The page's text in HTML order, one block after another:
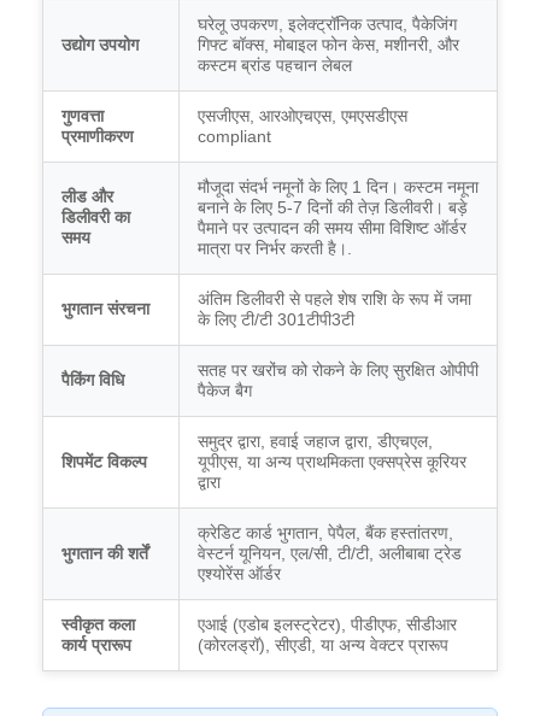
उद्योग उपयोग
घरेलू उपकरण, इलेक्ट्रॉनिक उत्पाद, पैकेजिंग
गिफ्ट बॉक्स, मोबाइल फोन केस, मशीनरी, और
कस्टम ब्रांड पहचान लेबल
गुणवत्ता
प्रमाणीकरण
एसजीएस, आरओएचएस, एमएसडीएस
compliant
लीड और
डिलीवरी का
समय
मौजूदा संदर्भ नमूनों के लिए 1 दिन। कस्टम नमूना
बनाने के लिए 5-7 दिनों की तेज़ डिलीवरी। बड़े
पैमाने पर उत्पादन की समय सीमा विशिष्ट ऑर्डर
मात्रा पर निर्भर करती है।.
भुगतान संरचना
अंतिम डिलीवरी से पहले शेष राशि के रूप में जमा
के लिए टी/टी 301टीपी3टी
पैकिंग विधि
सतह पर खरोंच को रोकने के लिए सुरक्षित ओपीपी
पैकेज बैग
शिपमेंट विकल्प
समुद्र द्वारा, हवाई जहाज द्वारा, डीएचएल,
यूपीएस, या अन्य प्राथमिकता एक्सप्रेस कूरियर
द्वारा
भुगतान की शर्तें
क्रेडिट कार्ड भुगतान, पेपैल, बैंक हस्तांतरण,
वेस्टर्न यूनियन, एल/सी, टी/टी, अलीबाबा ट्रेड
एश्योरेंस ऑर्डर
स्वीकृत कला
कार्य प्रारूप
एआई (एडोब इलस्ट्रेटर), पीडीएफ, सीडीआर
(कोरलड्रॉ), सीएडी, या अन्य वेक्टर प्रारूप